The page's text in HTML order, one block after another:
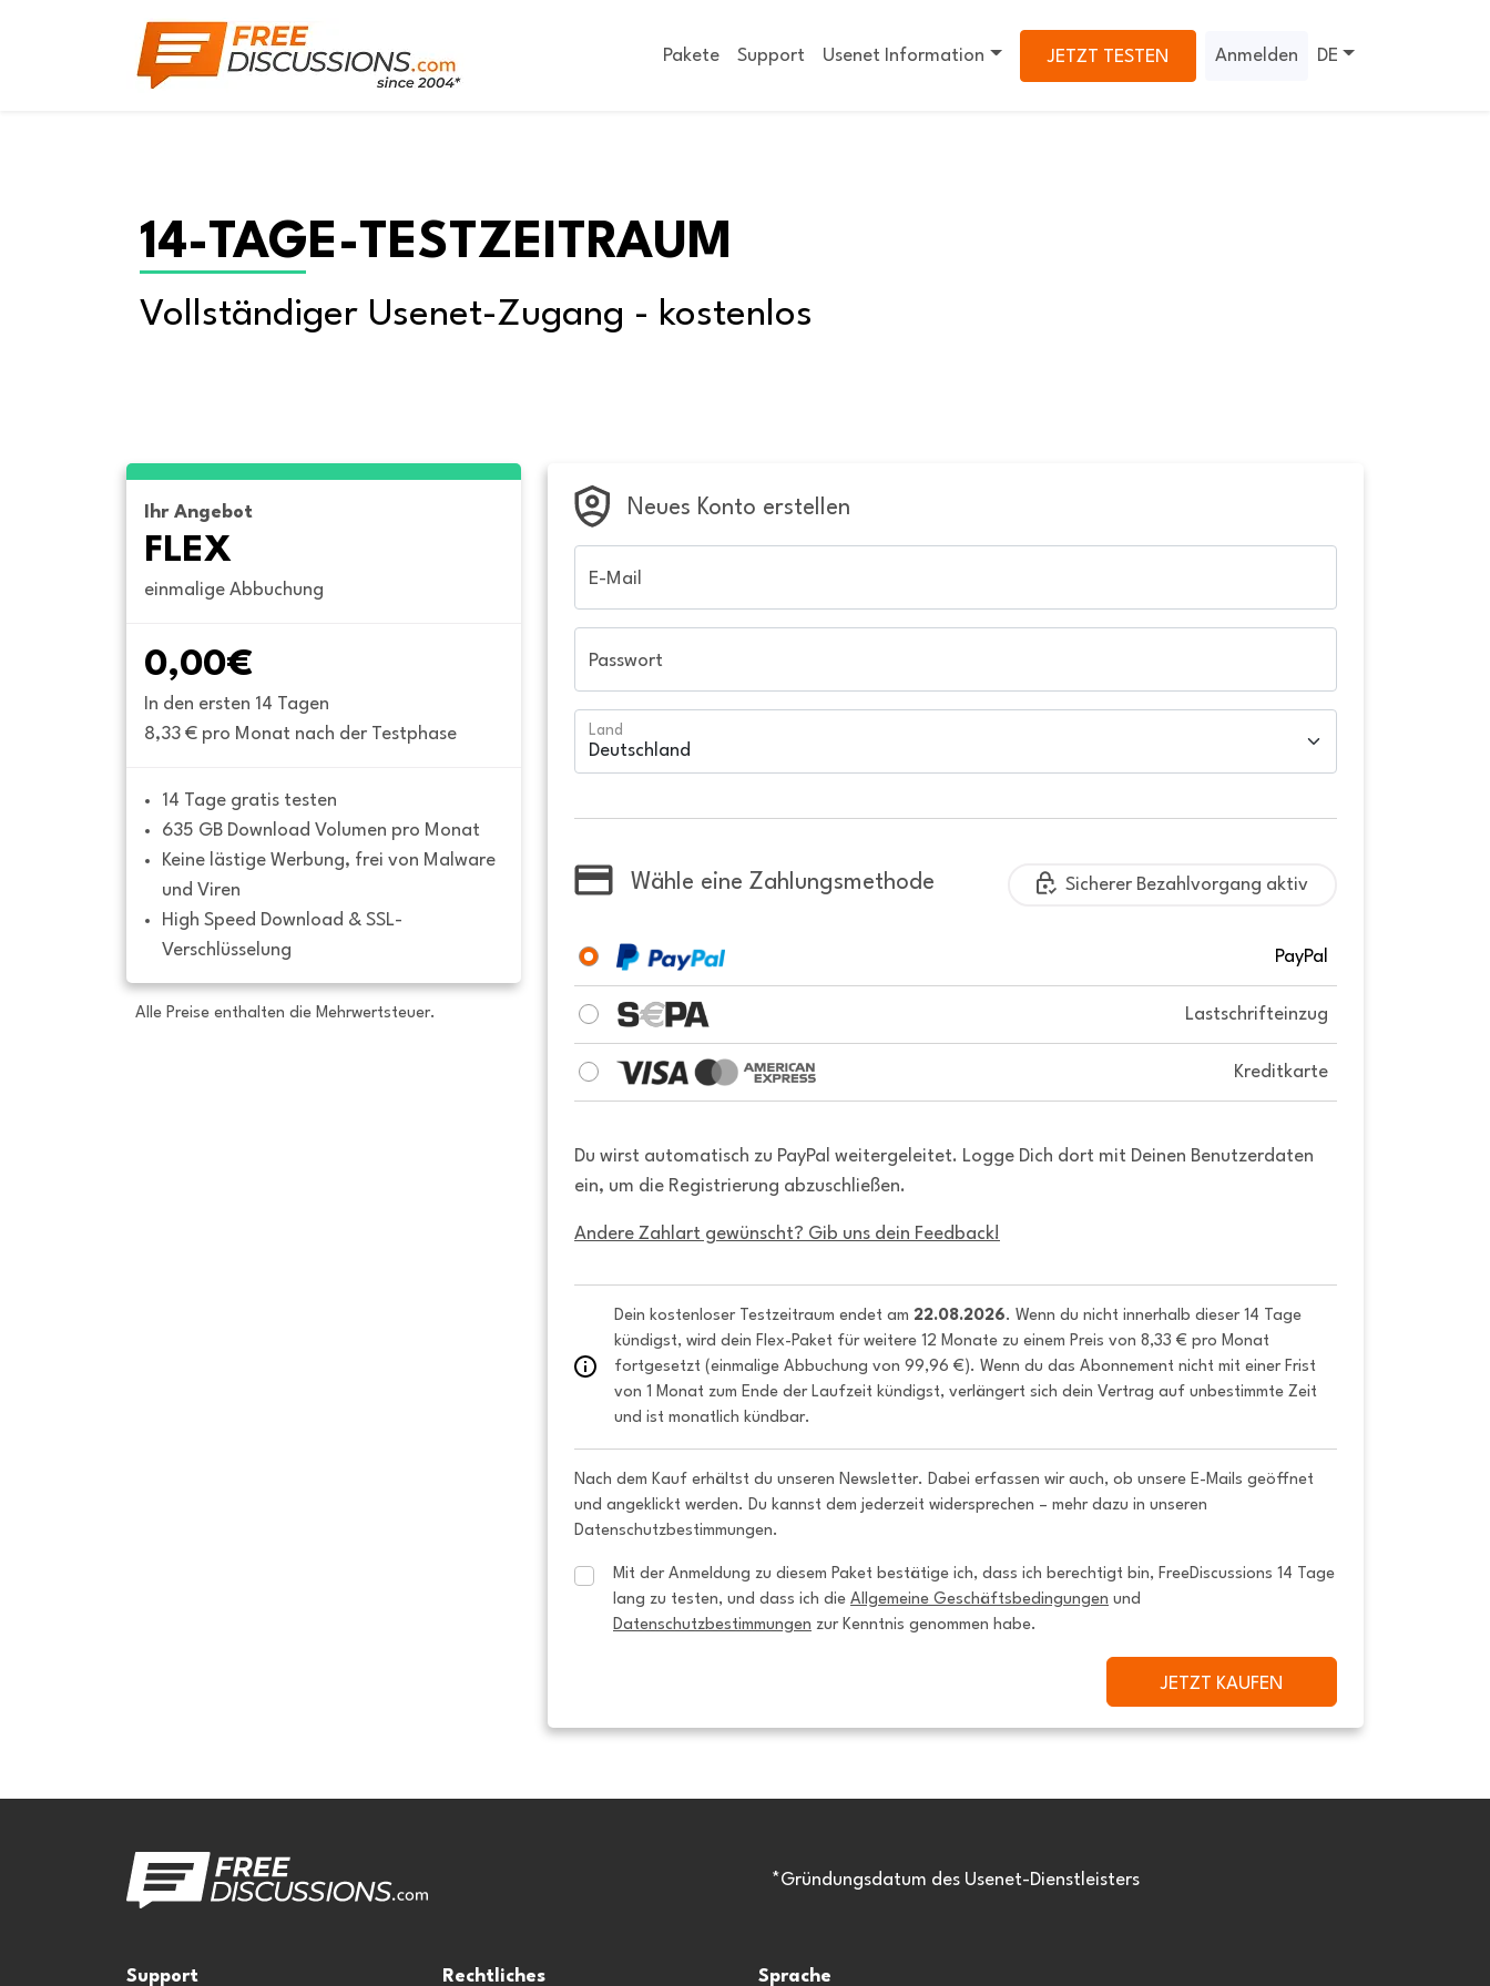
Pakete Support Usenet Information JETZT TESTEN Anmelden DE
14-TAGE-TESTZEITRAUM
Vollständiger Usenet-Zugang - kostenlos
Ihr Angebot
FLEX
einmalige Abbuchung
0,00€
In den ersten 14 Tagen
8,33 € pro Monat nach der Testphase
14 Tage gratis testen
635 GB Download Volumen pro Monat
Keine lästige Werbung, frei von Malware
und Viren
High Speed Download & SSL-
Verschlüsselung
Alle Preise enthalten die Mehrwertsteuer.
Neues Konto erstellen
E-Mail
Passwort
Land
Wähle eine Zahlungsmethode Sicherer Bezahlvorgang aktiv
PayPal
Lastschrifteinzug
Kreditkarte
Du wirst automatisch zu PayPal weitergeleitet. Logge Dich dort mit Deinen Benutzerdaten
ein, um die Registrierung abzuschließen.
Andere Zahlart gewünscht? Gib uns dein Feedback!
Dein kostenloser Testzeitraum endet am 22.08.2026. Wenn du nicht innerhalb dieser 14 Tage
kündigst, wird dein Flex-Paket für weitere 12 Monate zu einem Preis von 8,33 € pro Monat
fortgesetzt (einmalige Abbuchung von 99,96 €). Wenn du das Abonnement nicht mit einer Frist
von 1 Monat zum Ende der Laufzeit kündigst, verlängert sich dein Vertrag auf unbestimmte Zeit
und ist monatlich kündbar.
Nach dem Kauf erhältst du unseren Newsletter. Dabei erfassen wir auch, ob unsere E-Mails geöffnet
und angeklickt werden. Du kannst dem jederzeit widersprechen – mehr dazu in unseren
Datenschutzbestimmungen.
Mit der Anmeldung zu diesem Paket bestätige ich, dass ich berechtigt bin, FreeDiscussions 14 Tage
lang zu testen, und dass ich die Allgemeine Geschäftsbedingungen
Datenschutzbestimmungen zur Kenntnis genommen habe.
JETZT KAUFEN
*Gründungsdatum des Usenet-Dienstleisters
Support Rechtliches Sprache